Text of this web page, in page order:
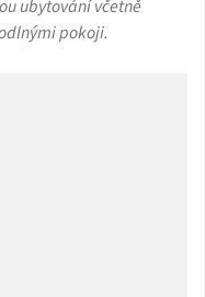
ubytování včetně
pokoji.